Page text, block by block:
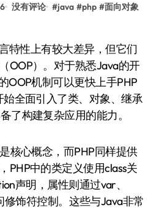
没有评论 #java #php #面向对象
OOP）。对于熟悉Java的开
OOP机制可以更快上手PHP
全面引入了类、对象、继承
了构建复杂应用的能力。
核心概念，而PHP同样提供
PHP中的类定义使用class关
声明，属性则通过var、
修饰符控制。这些与Java非常